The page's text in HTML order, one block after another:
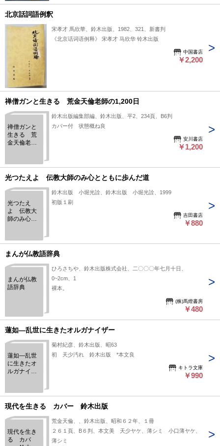
北京話詞語例釈
宋孝才 馬欣華、鈴木出版、1982、321、新書判
《北京话词语例释》 宋孝才 马欣华 铃木出版
中国書店
￥2,200
禅僧ガンと生きる 荒金天倫老師の1,200日
禅僧ガンと
生きる 荒
金天倫老師
鈴木出版編集部編、鈴木出版、平2、234頁、B6判
カバー付 状態概ね良
安川書店
￥1,200
光つたえよ 伝教大師のみ心とともに歩んだ道
光つたえ
よ 伝教大
師のみ心と
鈴木出版 小堀光詮、鈴木出版 小堀光詮、1999
初版１刷
吉田書店
￥880
まんが仏教語辞典
まんが仏教
語辞典
ひろさちや、鈴木出版株式会社、二〇〇〇年七月十日、
0~2cm、1
裸本。
(株)馬燈書房
￥480
蓮如―乱世に生きたオルガナイザー
蓮如―乱世
に生きたオ
ルガナイザ
菊村紀彦、鈴木出版、昭63
初 天少汚れ 鈴木出版 *本文良
キトラ文庫
￥990
現代を生きる カバー 鈴木出版
現代を生き
る カバ
荒金天倫、、鈴木出版、昭和６２年、１冊
２６１頁、B６判、本文美 天少ヤケ、薄シミ 小口薄ヤケ、
薄シミ